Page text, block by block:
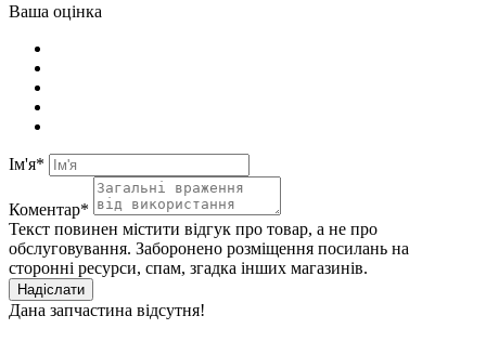
Ваша оцінка
Ім'я*
Коментар*
Текст повинен містити відгук про товар, а не про
обслуговування. Заборонено розміщення посилань на
сторонні ресурси, спам, згадка інших магазинів.
Надіслати
Дана запчастина відсутня!